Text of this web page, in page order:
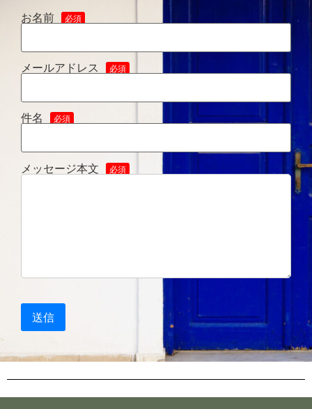
お名前 必須
メールアドレス 必須
件名 必須
メッセージ本文 必須